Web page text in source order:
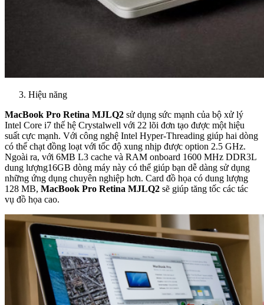
Hiệu năng
MacBook Pro Retina MJLQ2 sử dụng sức mạnh của bộ xử lý
Intel Core i7 thế hệ Crystalwell với 22 lõi đơn tạo được một hiệu
suất cực mạnh. Với công nghệ Intel Hyper-Threading giúp hai dòng
có thể chạt đồng loạt với tốc độ xung nhịp được option 2.5 GHz.
Ngoài ra, với 6MB L3 cache và RAM onboard 1600 MHz DDR3L
dung lượng16GB dòng máy này có thể giúp bạn dễ dàng sử dụng
những ứng dụng chuyên nghiệp hơn. Card đồ họa có dung lượng
128 MB, MacBook Pro Retina MJLQ2 sẽ giúp tăng tốc các tác
vụ đồ họa cao.